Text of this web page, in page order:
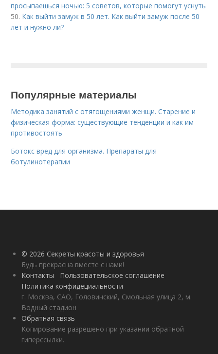
просыпаешься ночью: 5 советов, которые помогут уснуть
50. Как выйти замуж в 50 лет. Как выйти замуж после 50
лет и нужно ли?
Популярные материалы
Методика занятий с отягощениями женщи. Старение и
физическая форма: существующие тенденции и как им
противостоять
Ботокс вред для организма. Препараты для
ботулинотерапии
© 2026 Секреты красоты и здоровья
Будь прекрасна вместе с нами!
Контакты
Пользовательское соглашение
Политика конфидециальности
г. Москва, САО, Головинский, Смольная улица 2, м.
Водный стадион
Обратная связь
Копирование разрешено при указании обратной
гиперссылки.